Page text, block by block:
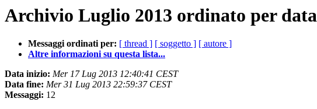
Archivio Luglio 2013 ordinato per data
Messaggi ordinati per: [ thread ] [ soggetto ] [ autore ]
Altre informazioni su questa lista...
Data inizio: Mer 17 Lug 2013 12:40:41 CEST
Data fine: Mer 31 Lug 2013 22:59:37 CEST
Messaggi: 12